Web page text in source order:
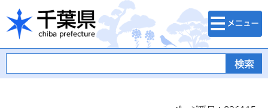
千葉県
検索・メニュ
ー